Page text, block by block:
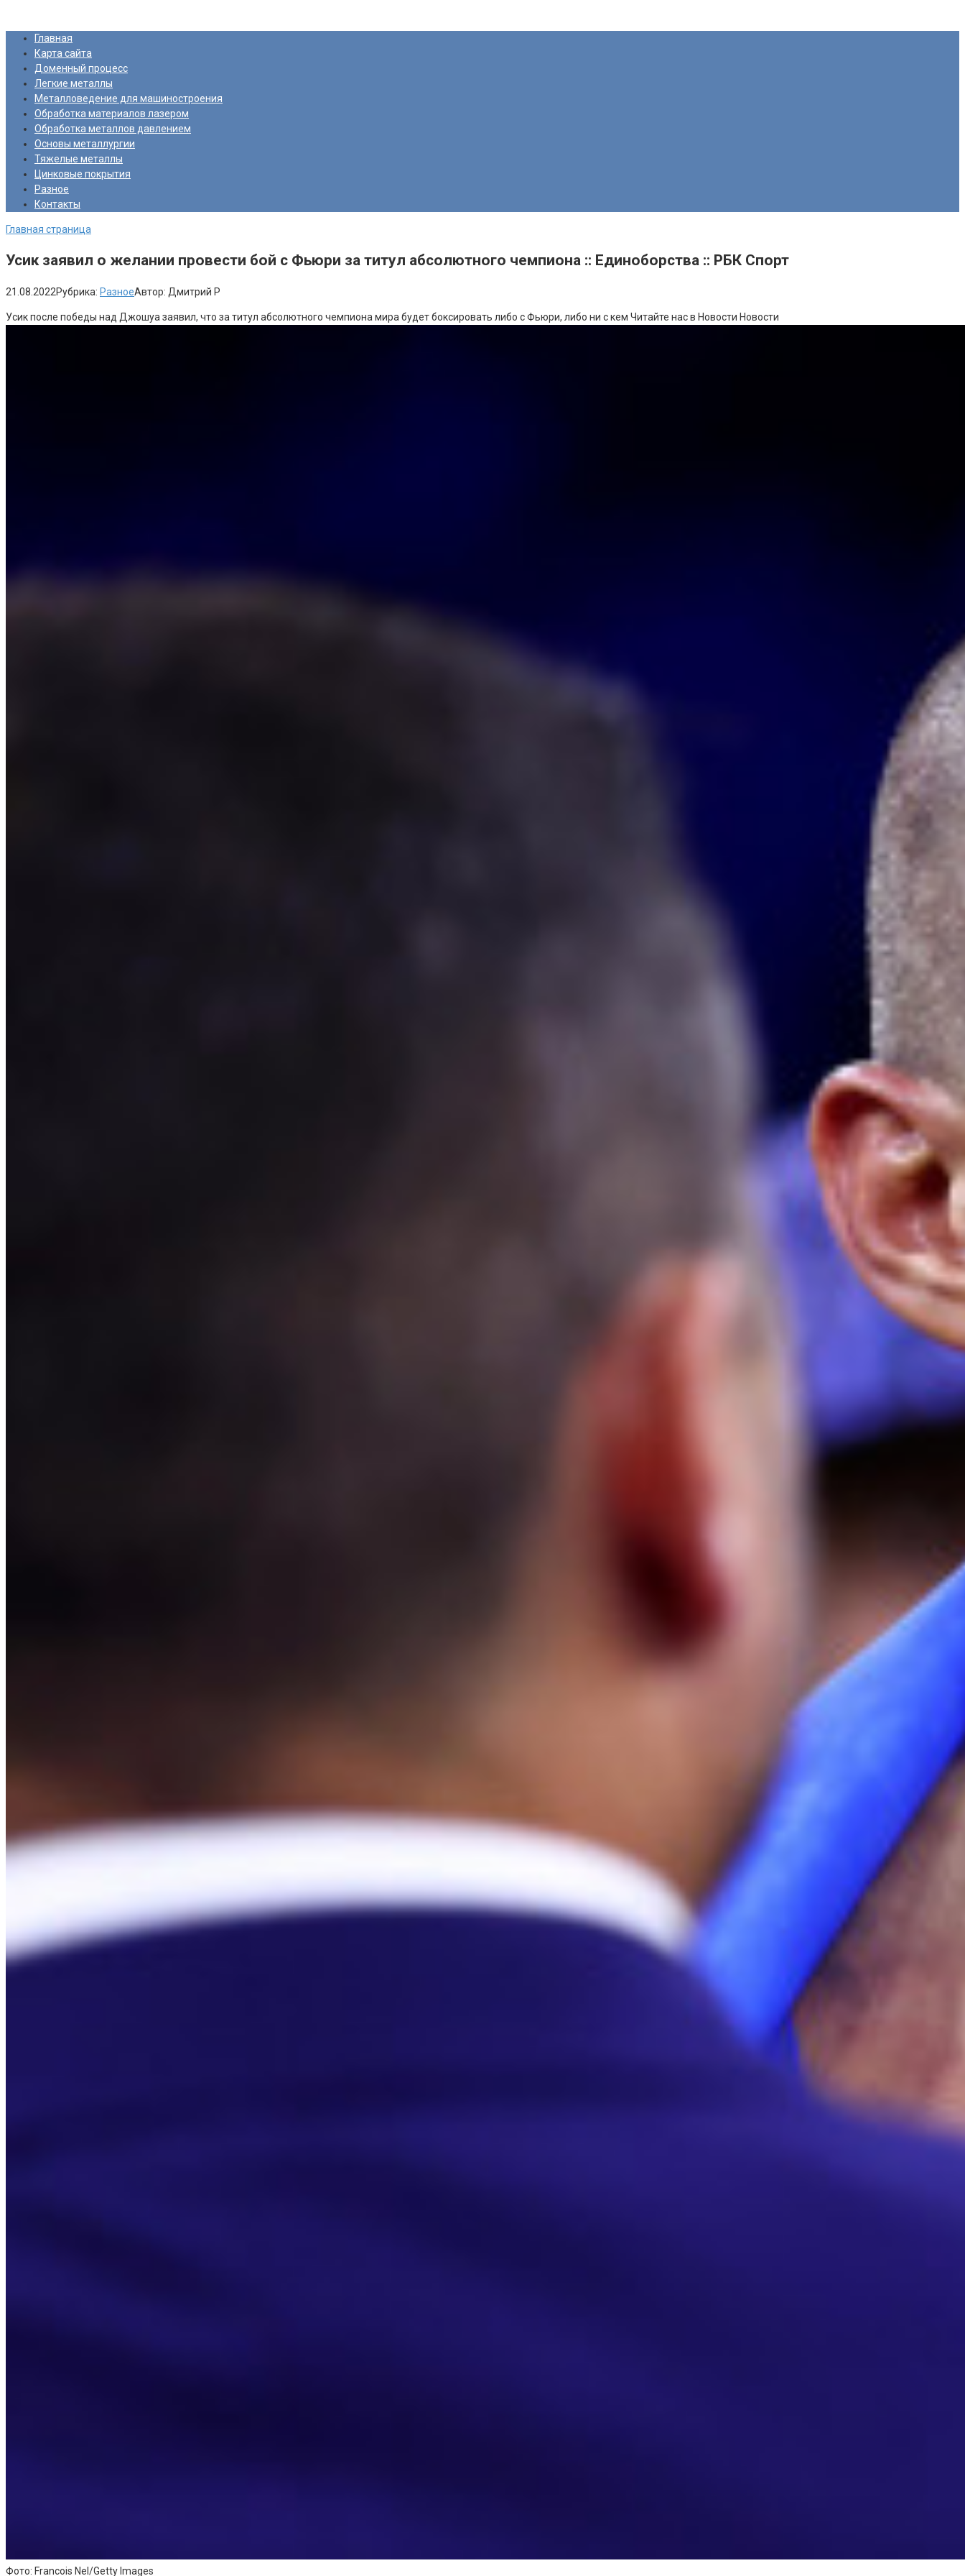
контентуГлавная
Карта сайта
Доменный процесс
Легкие металлы
Металловедение для машиностроения
Обработка материалов лазером
Обработка металлов давлением
Основы металлургии
Тяжелые металлы
Цинковые покрытия
Разное
Контакты
Главная страница
Усик заявил о желании провести бой с Фьюри за титул абсолютного чемпиона :: Единоборства :: РБК Спорт
21.08.2022Рубрика: РазноеАвтор: Дмитрий Р
Усик после победы над Джошуа заявил, что за титул абсолютного чемпиона мира будет боксировать либо с Фьюри, либо ни с кем Читайте нас в Новости Новости
Фото: Francois Nel/Getty Images